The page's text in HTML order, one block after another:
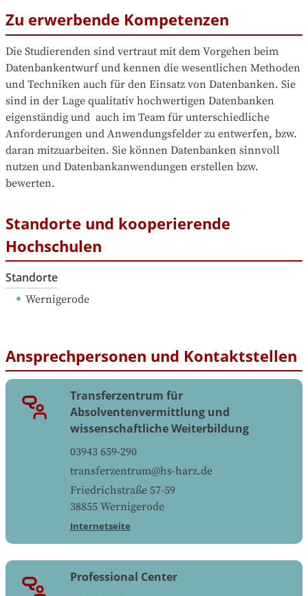
Zu erwerbende Kompetenzen
Die Studierenden sind vertraut mit dem Vorgehen beim
Datenbankentwurf und kennen die wesentlichen Methoden
und Techniken auch für den Einsatz von Datenbanken. Sie
sind in der Lage qualitativ hochwertigen Datenbanken
eigenständig und  auch im Team für unterschiedliche
Anforderungen und Anwendungsfelder zu entwerfen, bzw.
daran mitzuarbeiten. Sie können Datenbanken sinnvoll
nutzen und Datenbankanwendungen erstellen bzw.
bewerten.
Standorte und kooperierende
Hochschulen
Standorte
Wernigerode
Ansprechpersonen und Kontaktstellen
Transferzentrum für
Absolventenvermittlung und
wissenschaftliche Weiterbildung
03943 659-290
transferzentrum@hs-harz.de
Friedrichstraße 57-59
38855 Wernigerode
Internetseite
Professional Center